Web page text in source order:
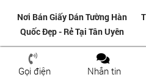
Giấy dán tường Hàn Quốc giá rẻ
tại Biên Hòa - Đồng Nai
Gọi điện Nhắn tin